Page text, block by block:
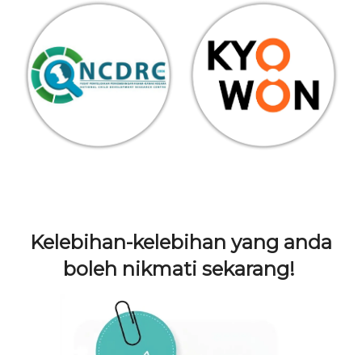
Kelebihan-kelebihan yang anda
boleh nikmati sekarang!